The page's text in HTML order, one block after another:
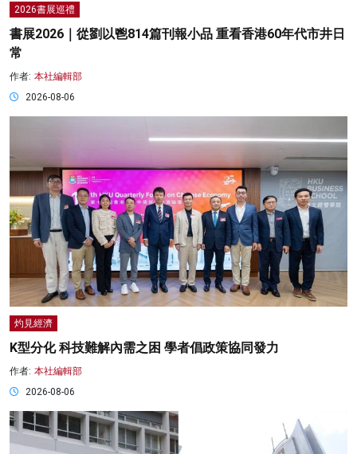
2026書展巡禮
書展2026｜從劉以鬯814篇刊報小品 重看香港60年代市井日
常
作者: 本社編輯部
2026-08-06
灼見經濟
K型分化 科技難解內需之困 學者倡政策協同發力
作者: 本社編輯部
2026-08-06